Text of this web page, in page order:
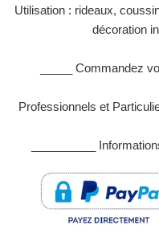
Utilisation : rideaux,
décoration
_____ Commandez
Professionnels et
__________